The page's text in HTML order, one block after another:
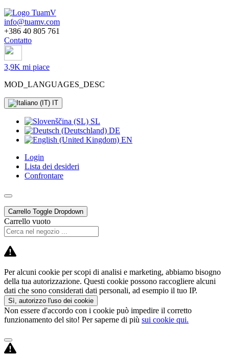
info@tuamv.com
+386 40 805 761
Contatto
3,9K mi piace
MOD_LANGUAGES_DESC
IT
SL
DE
EN
Login
Lista dei desideri
Confrontare
Carrello Toggle Dropdown
Carrello vuoto
Per alcuni cookie per scopi di analisi e marketing, abbiamo bisogno
della tua autorizzazione. Questi cookie possono raccogliere alcuni
dati che sono considerati dati personali, ad esempio il tuo IP.
Sì, autorizzo l'uso dei cookie
Non essere d'accordo con i cookie può impedire il corretto
funzionamento del sito! Per saperne di più sui cookie qui.